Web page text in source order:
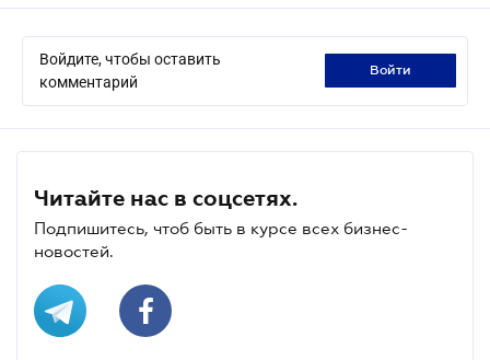
Войдите, чтобы оставить
комментарий
войти
Читайте нас в соцсетях.
Подпишитесь, чтоб быть в курсе всех бизнес-
новостей.